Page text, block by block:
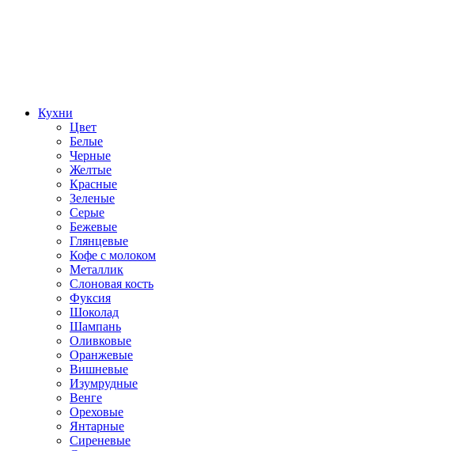
Кухни
Цвет
Белые
Черные
Желтые
Красные
Зеленые
Серые
Бежевые
Глянцевые
Кофе с молоком
Металлик
Слоновая кость
Фуксия
Шоколад
Шампань
Оливковые
Оранжевые
Вишневые
Изумрудные
Венге
Ореховые
Янтарные
Сиреневые